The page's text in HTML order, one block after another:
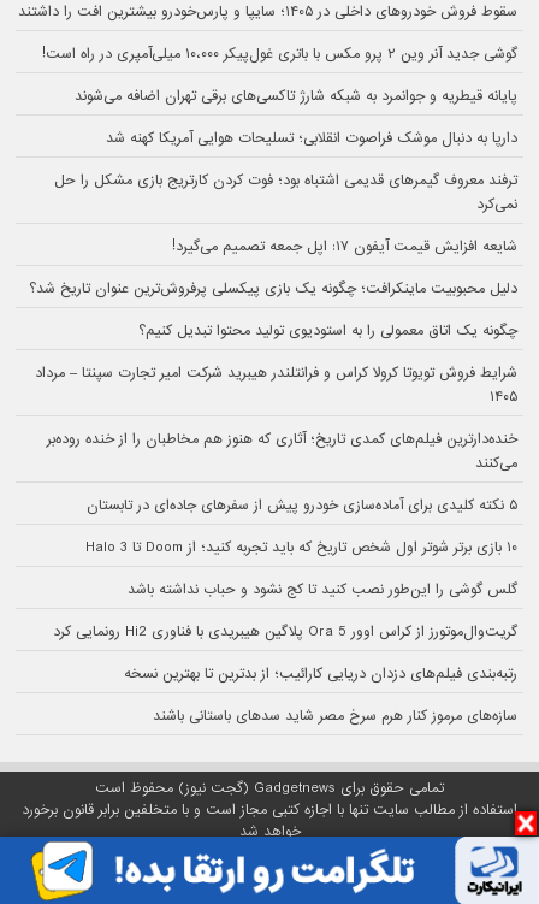
سقوط فروش خودروهای داخلی در ۱۴۰۵؛ سایپا و پارس‌خودرو بیشترین افت را داشتند
گوشی جدید آنر وین ۲ پرو مکس با باتری غول‌پیکر ۱۰،۰۰۰ میلی‌آمپری در راه است!
پایانه قیطریه و جوانمرد به شبکه شارژ تاکسی‌های برقی تهران اضافه می‌شوند
دارپا به دنبال موشک فراصوت انقلابی؛ تسلیحات هوایی آمریکا کهنه شد
ترفند معروف گیمرهای قدیمی اشتباه بود؛ فوت کردن کارتریج بازی مشکل را حل
نمی‌کرد
شایعه افزایش قیمت آیفون ۱۷: اپل جمعه تصمیم می‌گیرد!
دلیل محبوبیت ماینکرافت؛ چگونه یک بازی پیکسلی پرفروش‌ترین عنوان تاریخ شد؟
چگونه یک اتاق معمولی را به استودیوی تولید محتوا تبدیل کنیم؟
شرایط فروش تویوتا کرولا کراس و فرانتلندر هیبرید شرکت امیر تجارت سپنتا – مرداد
۱۴۰۵
خنده‌دارترین فیلم‌های کمدی تاریخ؛ آثاری که هنوز هم مخاطبان را از خنده روده‌بر
می‌کنند
۵ نکته کلیدی برای آماده‌سازی خودرو پیش از سفرهای جاده‌ای در تابستان
۱۰ بازی برتر شوتر اول شخص تاریخ که باید تجربه کنید؛ از Doom تا Halo 3
گلس گوشی را این‌طور نصب کنید تا کج نشود و حباب نداشته باشد
گریت‌وال‌موتورز از کراس اوور Ora 5 پلاگین هیبریدی با فناوری Hi2 رونمایی کرد
رتبه‌بندی فیلم‌های دزدان دریایی کارائیب؛ از بدترین تا بهترین نسخه
سازه‌های مرموز کنار هرم سرخ مصر شاید سدهای باستانی باشند
تمامی حقوق برای Gadgetnews (گجت نیوز) محفوظ است
استفاده از مطالب سایت تنها با اجازه کتبی مجاز است و با متخلفین برابر قانون برخورد
خواهد شد
پلتفرم گجت نیوز روی
سرور اختصاصیمبین هاست میزبانی می‌شود